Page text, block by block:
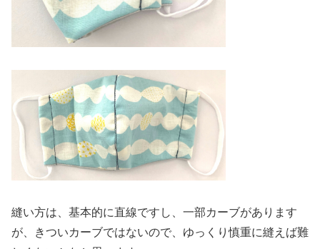
縫い方は、基本的に直線ですし、一部カーブがあります
が、きついカーブではないので、ゆっくり慎重に縫えば難